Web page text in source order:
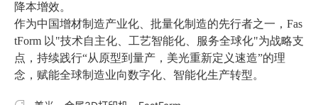
降本增效。
作为中国增材制造产业化、批量化制造的先行者之一，Fas
tForm 以"技术自主化、工艺智能化、服务全球化"为战略支
点，持续践行“从原型到量产，美光重新定义速造”的理
念，赋能全球制造业向数字化、智能化生产转型。